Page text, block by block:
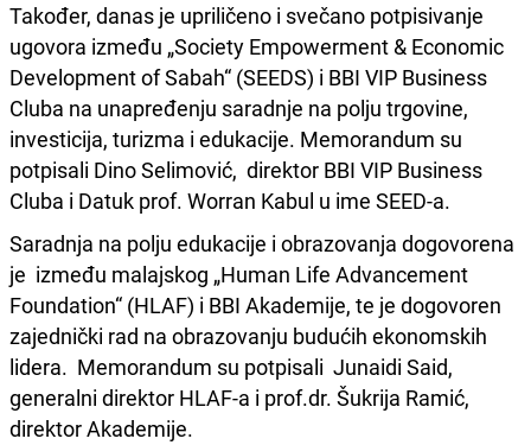
Također, danas je upriličeno i svečano potpisivanje
ugovora između „Society Empowerment & Economic
Development of Sabah“ (SEEDS) i BBI VIP Business
Cluba na unapređenju saradnje na polju trgovine,
investicija, turizma i edukacije. Memorandum su
potpisali Dino Selimović, direktor BBI VIP Business
Cluba i Datuk prof. Worran Kabul u ime SEED-a.
Saradnja na polju edukacije i obrazovanja dogovorena
je između malajskog „Human Life Advancement
Foundation“ (HLAF) i BBI Akademije, te je dogovoren
zajednički rad na obrazovanju budućih ekonomskih
lidera. Memorandum su potpisali Junaidi Said,
generalni direktor HLAF-a i prof.dr. Šukrija Ramić,
direktor Akademije.